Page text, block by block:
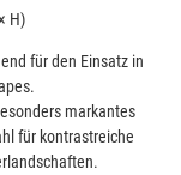
H)
für den Einsatz in
markantes
für kontrastreiche